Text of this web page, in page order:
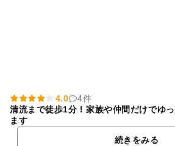
4.0
4件
清流まで徒歩1分！家族や仲間だけでゆ
ます
続きをみる